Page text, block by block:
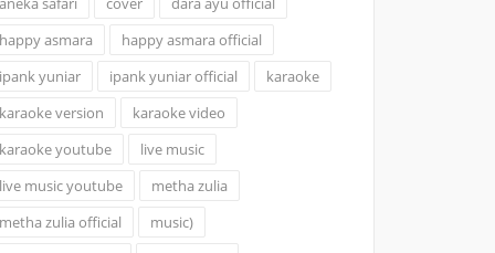
asmara
happy asmara official
yuniar
ipank yuniar official
karaoke
version
karaoke video
youtube
live music
music youtube
metha zulia
zulia official
music)